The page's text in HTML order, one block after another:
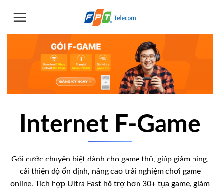
Internet F-Game
Gói cước chuyên biệt dành cho game thủ, giúp giảm ping,
cải thiện độ ổn định, nâng cao trải nghiệm chơi game
online. Tích hợp Ultra Fast hỗ trợ hơn 30+ tựa game, giảm